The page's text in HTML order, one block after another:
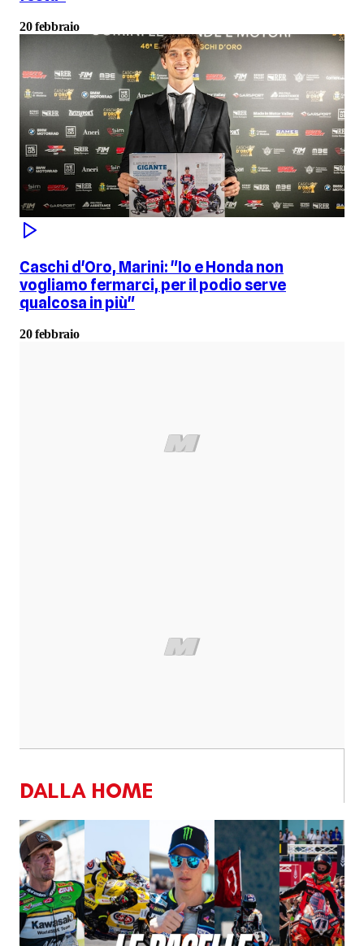
20 febbraio
Caschi d'Oro, Marini: "Io e Honda non
vogliamo fermarci, per il podio serve
qualcosa in più"
20 febbraio
DALLA HOME